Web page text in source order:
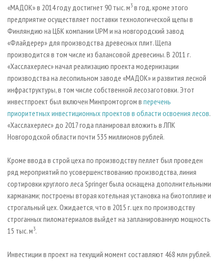
«МАДОК» в 2014 году достигнет 90 тыс. м3 в год, кроме этого
предприятие осуществляет поставки технологической щепы в
Финляндию на ЦБК компании UPM и на новгородский завод
«Флайдерер» для производства древесных плит. Щепа
производится в том числе из балансовой древесины. В 2011 г.
«Хасслахерлес» начал реализацию проекта модернизации
производства на лесопильном заводе «МАДОК» и развития лесной
инфраструктуры, в том числе собственной лесозаготовки. Этот
инвестпроект был включен Минпромторгом в перечень
приоритетных инвестиционных проектов в области освоения лесов.
«Хасслахерлес» до 2017 года планировал вложить в ЛПК
Новгородской области почти 535 миллионов рублей.
Кроме ввода в строй цеха по производству пеллет был проведен
ряд мероприятий по усовершенствованию производства, линия
сортировки круглого леса Springer была оснащена дополнительными
карманами; построены вторая котельная установка на биотопливе и
строгальный цех. Ожидается, что в 2015 г. цех по производству
строганных пиломатериалов выйдет на запланированную мощность
15 тыс. м3.
Инвестиции в проект на текущий момент составляют 468 млн рублей.